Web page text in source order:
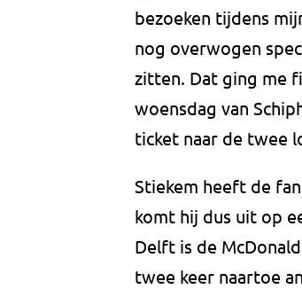
bezoeken tijdens
nog overwogen
zitten. Dat ging me
woensdag van
ticket naar de twee
Stiekem heeft de
komt hij dus uit op
Delft is de
twee keer naartoe